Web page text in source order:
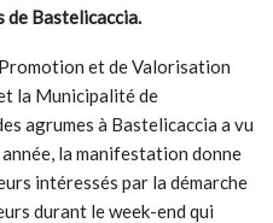
de Bastelicaccia.
et de Valorisation
la Municipalité de
agrumes à Bastelicaccia a vu
la manifestation donne
intéressés par la démarche
durant le week-end qui